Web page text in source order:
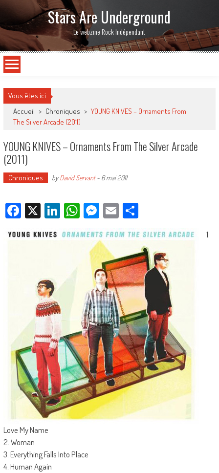
Stars Are Underground
Le webzine Rock Indépendant
Vous êtes ici
Accueil > Chroniques > YOUNG KNIVES – Ornaments From
The Silver Arcade (2011)
YOUNG KNIVES – Ornaments From The Silver Arcade
(2011)
Chroniques byDavid Servant- 6 mai 2011
Facebook
X LinkedIn
WhatsApp
Messenger
EmailPartager
1.
Love My Name
2. Woman
3. Everything Falls Into Place
4. Human Again